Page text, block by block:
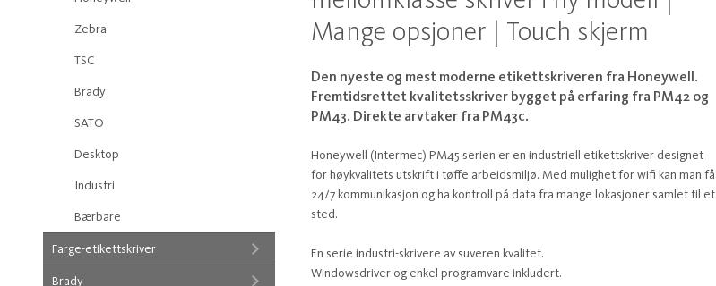
Zebra
TSC
Brady
SATO
Desktop
Industri
Bærbare
Farge-etikettskriver
Brady
Mange opsjoner | Touch skjerm
Den nyeste og mest moderne etikettskriveren fra Honeywell.
Fremtidsrettet kvalitetsskriver bygget på erfaring fra PM42 og
PM43. Direkte arvtaker fra PM43c.
Honeywell (Intermec) PM45 serien er en industriell etikettskriver designet
for høykvalitets utskrift i tøffe arbeidsmiljø. Med mulighet for wifi kan man få
24/7 kommunikasjon og ha kontroll på data fra mange lokasjoner samlet til et
sted.
En serie industri-skrivere av suveren kvalitet.
Windowsdriver og enkel programvare inkludert.